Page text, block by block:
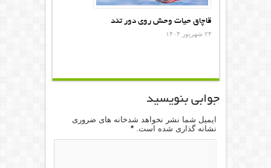
قاچاق حیات وحش روی دور تند
۲۴ شهریور ۱۴۰۴
جوابی بنویسید
ایمیل شما نشر نخواهد شدخانه های ضروری
نشانه گذاری شده است.*